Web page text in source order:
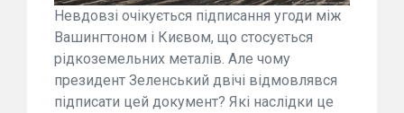
Невдовзі очікується підписання угоди між
Вашингтоном і Києвом, що стосується
рідкоземельних металів. Але чому
президент Зеленський двічі відмовлявся
підписати цей документ? Які наслідки це